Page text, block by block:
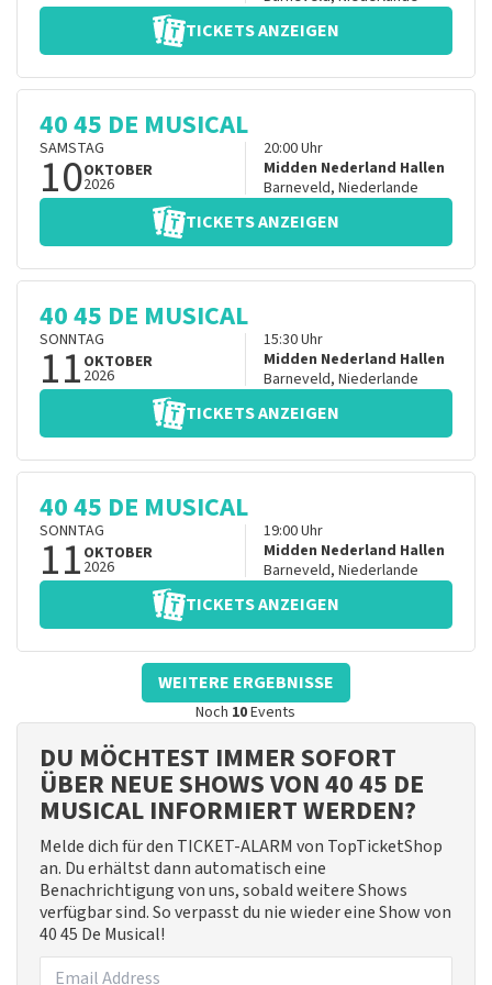
TICKETS ANZEIGEN
40 45 DE MUSICAL
SAMSTAG
10OKTOBER
2026
20:00Uhr
Midden Nederland Hallen
Barneveld, Niederlande
TICKETS ANZEIGEN
40 45 DE MUSICAL
SONNTAG
11 OKTOBER
2026
15:30Uhr
Midden Nederland Hallen
Barneveld, Niederlande
TICKETS ANZEIGEN
40 45 DE MUSICAL
SONNTAG
11 OKTOBER
2026
19:00Uhr
Midden Nederland Hallen
Barneveld, Niederlande
TICKETS ANZEIGEN
WEITERE ERGEBNISSE
Noch 10Events
DU MÖCHTEST IMMER SOFORT
ÜBER NEUE SHOWS VON 40 45 DE
MUSICAL INFORMIERT WERDEN?
Melde dich für den TICKET-ALARM von TopTicketShop
an. Du erhältst dann automatisch eine
Benachrichtigung von uns, sobald weitere Shows
verfügbar sind. So verpasst du nie wieder eine Show von
40 45 De Musical!